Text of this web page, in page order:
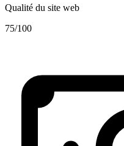
Qualité du site web
75/100